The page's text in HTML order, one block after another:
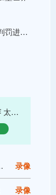
2026世界杯革命：角度传感技术让越位判罚进入“毫米级时代”
NBA常规赛 太阳vs鹈鹕 全场集锦
录像
录像